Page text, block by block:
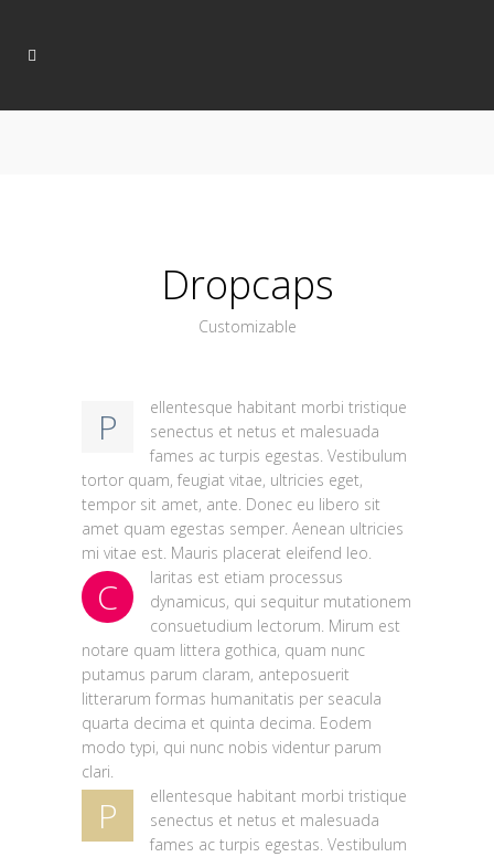
Dropcaps
Customizable
P
ellentesque habitant morbi tristique
senectus et netus et malesuada
fames ac turpis egestas. Vestibulum
tortor quam, feugiat vitae, ultricies eget,
tempor sit amet, ante. Donec eu libero sit
amet quam egestas semper. Aenean ultricies
mi vitae est. Mauris placerat eleifend leo.
C
laritas est etiam processus
dynamicus, qui sequitur mutationem
consuetudium lectorum. Mirum est
notare quam littera gothica, quam nunc
putamus parum claram, anteposuerit
litterarum formas humanitatis per seacula
quarta decima et quinta decima. Eodem
modo typi, qui nunc nobis videntur parum
clari.
P
ellentesque habitant morbi tristique
senectus et netus et malesuada
fames ac turpis egestas. Vestibulum